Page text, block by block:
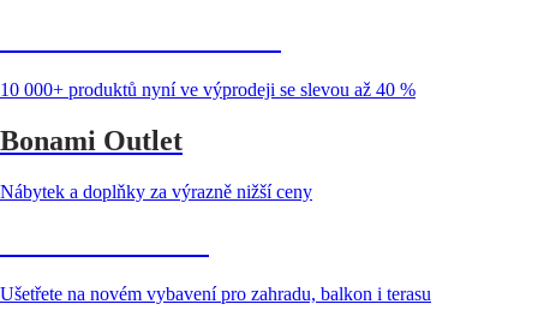
10 000+ produktů nyní ve výprodeji se slevou až 40 %
Bonami Outlet
Nábytek a doplňky za výrazně nižší ceny
Ušetřete na novém vybavení pro zahradu, balkon i terasu